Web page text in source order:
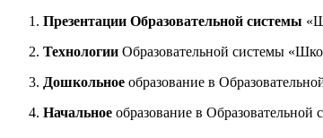
Презентации Образовательной системы
Технологии Образовательной системы
Дошкольное образование в
Начальное образование в Образовательной